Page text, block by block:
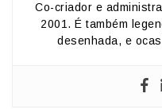
Co-criador e
2001. É também
desenhada, e